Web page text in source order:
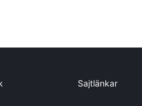
Sajtlänkar